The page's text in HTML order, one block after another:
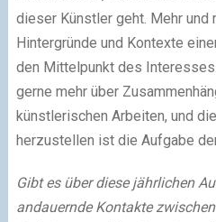
dieser Künstler geht. Mehr und
Hintergründe und Kontexte
den Mittelpunkt des
gerne mehr über
künstlerischen Arbeiten, und
herzustellen ist die Aufgabe
Gibt es über diese jährlichen
andauernde Kontakte